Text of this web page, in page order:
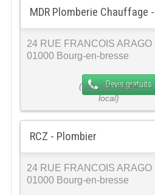
MDR Plomberie Chauffage
24 RUE FRANCOIS ARAGO
01000 Bourg-en-bresse
Devis gratuits
RCZ - Plombier
24 RUE FRANCOIS ARAGO
01000 Bourg-en-bresse